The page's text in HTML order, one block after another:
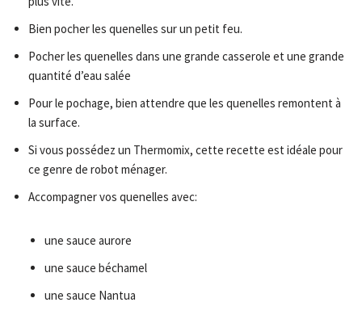
Bien pocher les quenelles sur un petit feu.
Pocher les quenelles dans une grande casserole et une grande
quantité d’eau salée
Pour le pochage, bien attendre que les quenelles remontent à
la surface.
Si vous possédez un Thermomix, cette recette est idéale pour
ce genre de robot ménager.
Accompagner vos quenelles avec:
une sauce aurore
une sauce béchamel
une sauce Nantua